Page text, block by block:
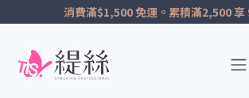
消費滿$1,500 免運。累積滿2,500 享